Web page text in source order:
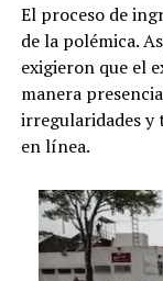
El proceso de
de la polémica.
exigieron que el
manera
irregularidades
en línea.